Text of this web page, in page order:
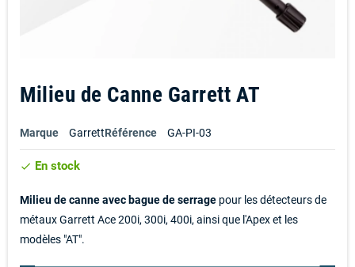
Milieu de Canne Garrett AT
Marque GarrettRéférence GA-PI-03
check En stock
Milieu de canne avec bague de serrage pour les détecteurs de
métaux Garrett Ace 200i, 300i, 400i, ainsi que l'Apex et les
modèles "AT".